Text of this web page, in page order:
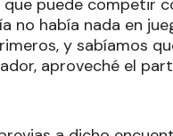
puede competir
no había nada en
y sabíamos
aproveché el